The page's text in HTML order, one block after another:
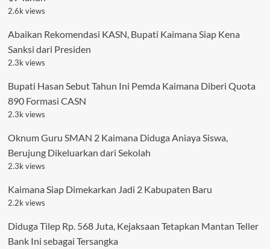
2.6k views
Abaikan Rekomendasi KASN, Bupati Kaimana Siap Kena
Sanksi dari Presiden
2.3k views
Bupati Hasan Sebut Tahun Ini Pemda Kaimana Diberi Quota
890 Formasi CASN
2.3k views
Oknum Guru SMAN 2 Kaimana Diduga Aniaya Siswa,
Berujung Dikeluarkan dari Sekolah
2.3k views
Kaimana Siap Dimekarkan Jadi 2 Kabupaten Baru
2.2k views
Diduga Tilep Rp. 568 Juta, Kejaksaan Tetapkan Mantan Teller
Bank Ini sebagai Tersangka